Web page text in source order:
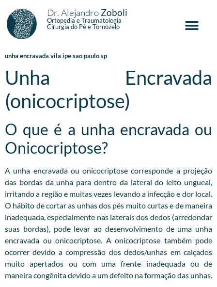
Dr. Alejandro Zoboli
Ortopedia e Traumatologia
Cirurgia do Pé e Tornozelo
unha encravada vila ipe sao paulo sp
Unha Encravada
(onicocriptose)
O que é a unha encravada ou
Onicocriptose?
A unha encravada ou onicocriptose corresponde a projeção
das bordas da unha para dentro da lateral do leito ungueal,
irritando a região e muitas vezes levando a infecção e dor local.
O hábito de cortar as unhas dos pés muito curtas e de maneira
inadequada, especialmente nas laterais dos dedos (arredondar
suas bordas), pode levar ao desenvolvimento de uma unha
encravada ou onicocriptose. A onicocriptose também pode
ocorrer devido a compressão dos dedos/unhas em calçados
muito apertados ou com uma frente inadequada ou de
maneira congênita devido a um defeito na formação das unhas.